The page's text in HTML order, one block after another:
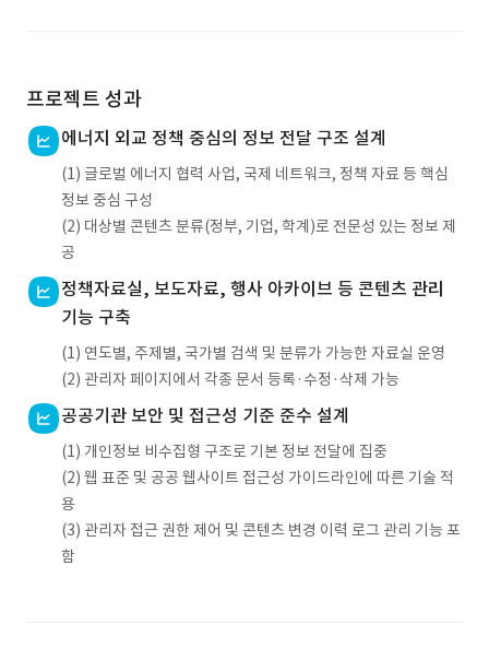
프로젝트 성과
에너지 외교 정책 중심의 정보 전달 구조 설계
(1) 글로벌 에너지 협력 사업, 국제 네트워크, 정책 자료 등 핵심
정보 중심 구성
(2) 대상별 콘텐츠 분류(정부, 기업, 학계)로 전문성 있는 정보 제
공
정책자료실, 보도자료, 행사 아카이브 등 콘텐츠 관리
기능 구축
(1) 연도별, 주제별, 국가별 검색 및 분류가 가능한 자료실 운영
(2) 관리자 페이지에서 각종 문서 등록·수정·삭제 가능
공공기관 보안 및 접근성 기준 준수 설계
(1) 개인정보 비수집형 구조로 기본 정보 전달에 집중
(2) 웹 표준 및 공공 웹사이트 접근성 가이드라인에 따른 기술 적
용
(3) 관리자 접근 권한 제어 및 콘텐츠 변경 이력 로그 관리 기능 포
함